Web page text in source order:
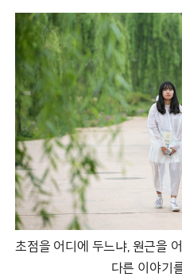
초점을 어디에 두느냐, 원근을
다른 이야기